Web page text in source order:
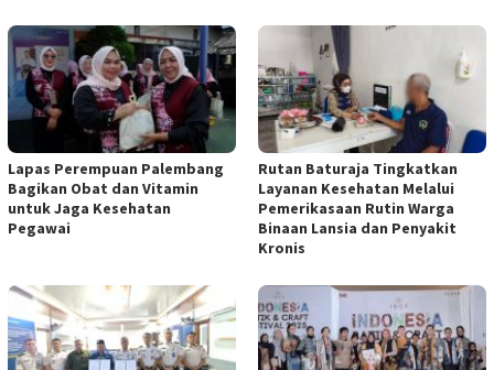
Lapas Perempuan Palembang
Bagikan Obat dan Vitamin
untuk Jaga Kesehatan
Pegawai
Rutan Baturaja Tingkatkan
Layanan Kesehatan Melalui
Pemerikasaan Rutin Warga
Binaan Lansia dan Penyakit
Kronis